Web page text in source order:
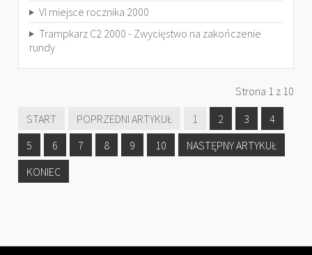
VI miejsce rocznika 2000
Trampkarz C2 2000 - Zwycięstwo na zakończenie
rundy
Strona 1 z 10
START
POPRZEDNI ARTYKUŁ 1 2 3
4
5
6 7 8 9 10
NASTĘPNY ARTYKUŁ
KONIEC